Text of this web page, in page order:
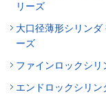
リーズ
大口径薄形シリン
ーズ
ファインロックシ
エンドロックシリ